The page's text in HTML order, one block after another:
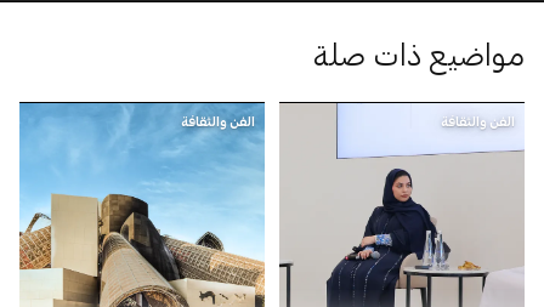
مواضيع ذات صلة
الفن والثقافة الفن والثقافة